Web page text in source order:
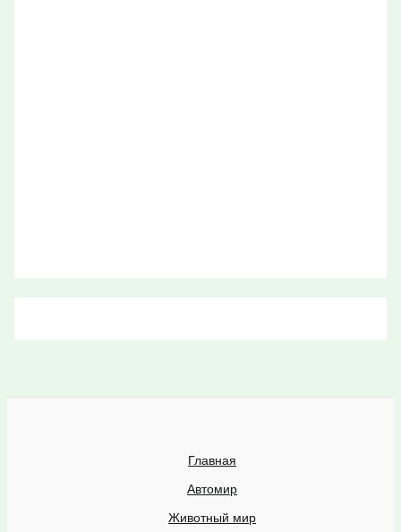
Главная
Автомир
Животный мир